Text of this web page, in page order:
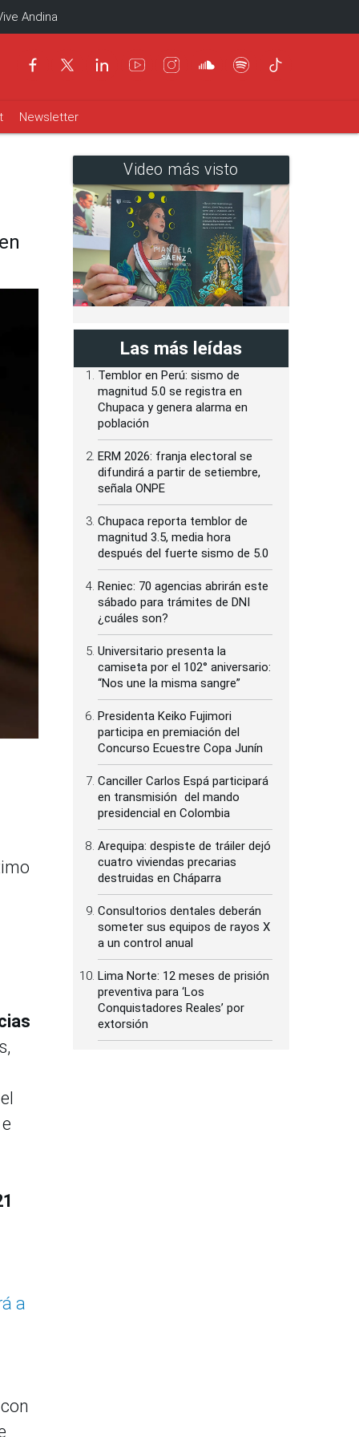
Andina
Newsletter
a
Video más visto
Las más leídas
Temblor en Perú: sismo de
magnitud 5.0 se registra en
Chupaca y genera alarma en
población
ERM 2026: franja electoral se
difundirá a partir de setiembre,
señala ONPE
Chupaca reporta temblor de
magnitud 3.5, media hora
después del fuerte sismo de 5.0
Reniec: 70 agencias abrirán este
sábado para trámites de DNI
¿cuáles son?
Universitario presenta la
camiseta por el 102° aniversario:
“Nos une la misma sangre”
Presidenta Keiko Fujimori
participa en premiación del
Concurso Ecuestre Copa Junín
Canciller Carlos Espá participará
en transmisión del mando
presidencial en Colombia
Arequipa: despiste de tráiler dejó
cuatro viviendas precarias
destruidas en Cháparra
Consultorios dentales deberán
someter sus equipos de rayos X
a un control anual
Lima Norte: 12 meses de prisión
preventiva para ‘Los
Conquistadores Reales’ por
extorsión